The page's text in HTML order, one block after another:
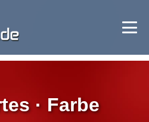
· Farbe